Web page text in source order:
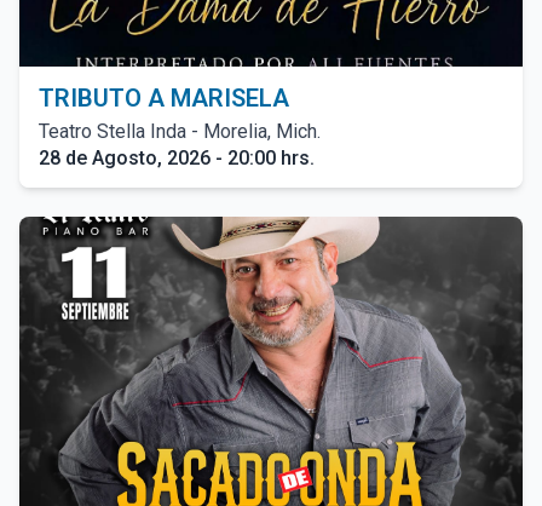
TRIBUTO A MARISELA
Teatro Stella Inda - Morelia, Mich.
28 de Agosto, 2026 - 20:00 hrs.